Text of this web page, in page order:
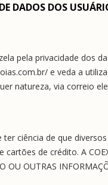
DADOS DOS
zela pela privacidade
e veda a
natureza, via correio
ter ciência de que
de crédito. A
OU OUTRAS